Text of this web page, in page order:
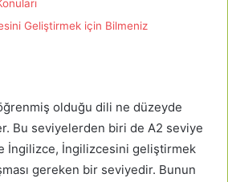
Geliştirmek için Bilmeniz
olduğu dili ne düzeyde
Bu seviyelerden biri de A2 seviye
İngilizce, İngilizcesini geliştirmek
gereken bir seviyedir. Bunun